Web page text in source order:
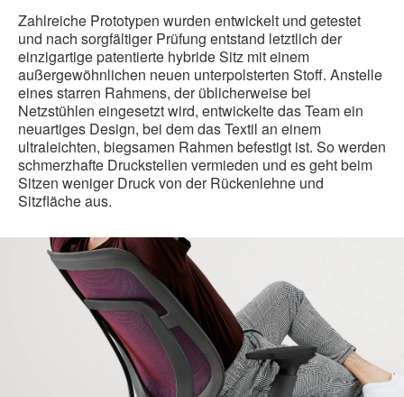
Zahlreiche Prototypen wurden entwickelt und getestet
und nach sorgfältiger Prüfung entstand letztlich der
einzigartige patentierte hybride Sitz mit einem
außergewöhnlichen neuen unterpolsterten Stoff. Anstelle
eines starren Rahmens, der üblicherweise bei
Netzstühlen eingesetzt wird, entwickelte das Team ein
neuartiges Design, bei dem das Textil an einem
ultraleichten, biegsamen Rahmen befestigt ist. So werden
schmerzhafte Druckstellen vermieden und es geht beim
Sitzen weniger Druck von der Rückenlehne und
Sitzfläche aus.